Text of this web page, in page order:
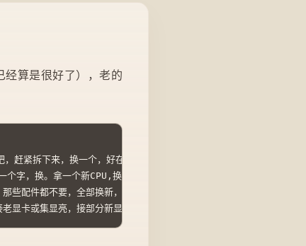
经算是很好了），老的
紧拆下来，换一个，好在店大，配件齐。换完后一试，故障依旧
，换。拿一个新CPU,换上，一开机，奇迹出现了，还他 妈不亮。
配件都不要，全部换新，就不信这个邪。 这次也不往机箱里放了，
显卡或集显亮，接部分新显卡不亮！